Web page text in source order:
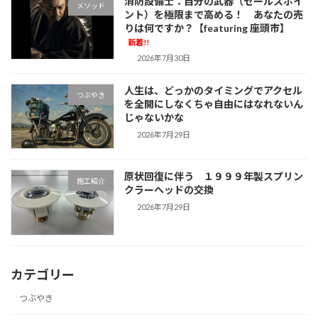
メソッド
ント）を極限まで高める！ あなたの売
りは何ですか？【featuring 座頭市】
新着!!
2026年7月30日
つぶやき
人生は、どっかのタイミングでアクセル
を全開にしなくちゃ自由にはなれないん
じゃないかな
2026年7月29日
施工紹介
原状回復に伴う １９９９年製スプリン
クラーヘッドの交換
2026年7月29日
カテゴリー
つぶやき